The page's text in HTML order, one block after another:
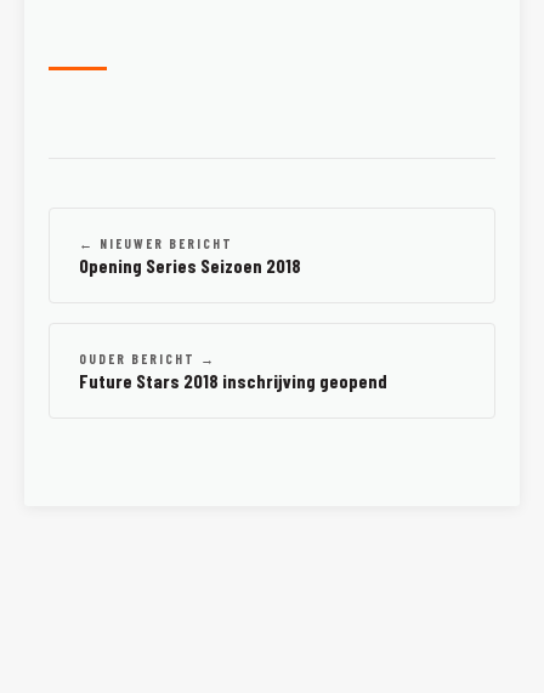
← NIEUWER BERICHT
Opening Series Seizoen 2018
OUDER BERICHT →
Future Stars 2018 inschrijving geopend